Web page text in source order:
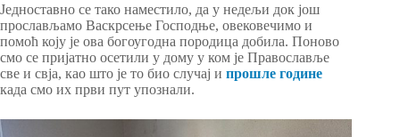
Једноставно се тако наместило, да у недељи док још
прослављамо Васкрсење Господње, овековечимо и
помоћ коју је ова богоугодна породица добила. Поново
смо се пријатно осетили у дому у ком је Православље
све и свја, као што је то био случај и прошле године
када смо их први пут упознали.